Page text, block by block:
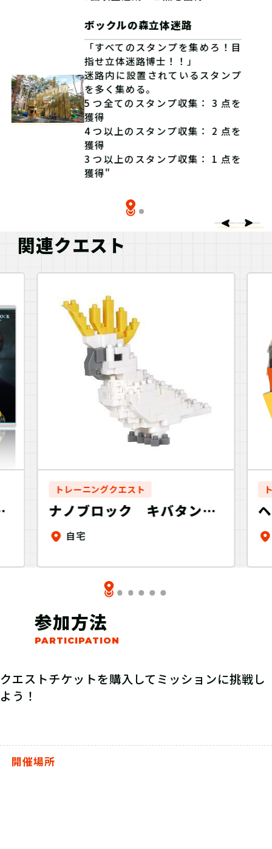
ボックルの森立体迷路
「すべてのスタンプを集めろ！目
指せ立体迷路博士！！」
迷路内に設置されているスタンプ
を多く集める。
5 つ全てのスタンプ収集： 3 点を
獲得
4 つ以上のスタンプ収集： 2 点を
獲得
3 つ以上のスタンプ収集： 1 点を
獲得"
関連クエスト
トレーニングクエスト
ナノブロック キバタン～
おうちでトレーニング＋～
自宅
参加方法
クエストチケットを購入してミッションに挑戦し
よう！
開催場所